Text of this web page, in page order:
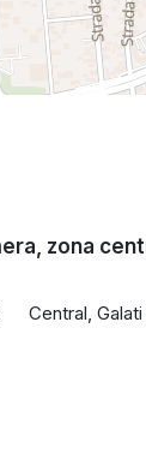
zona
Central, Galati